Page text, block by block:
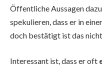
Öffentliche Aussagen
spekulieren, dass er in
doch bestätigt ist das nicht.
Interessant ist, dass er oft